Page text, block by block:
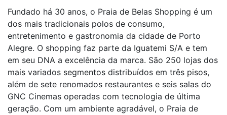
Fundado há 30 anos, o Praia de Belas Shopping é um
dos mais tradicionais polos de consumo,
entretenimento e gastronomia da cidade de Porto
Alegre. O shopping faz parte da Iguatemi S/A e tem
em seu DNA a excelência da marca. São 250 lojas dos
mais variados segmentos distribuídos em três pisos,
além de sete renomados restaurantes e seis salas do
GNC Cinemas operadas com tecnologia de última
geração. Com um ambiente agradável, o Praia de